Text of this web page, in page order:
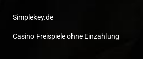
Simplekey.de
Casino Freispiele ohne Einzahlung